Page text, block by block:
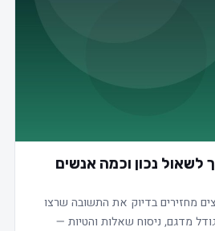
לשאול נכון וכמה אנשים
מחזירים בדיוק את התשובה שרצו
מדגם, ניסוח שאלות והטיות —